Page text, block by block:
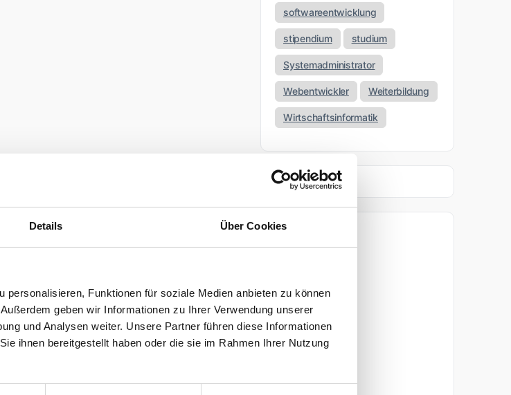
Details Über Cookies
personalisieren, Funktionen für soziale Medien anbieten zu können
geben wir Informationen zu Ihrer Verwendung unserer
und Analysen weiter. Unsere Partner führen diese Informationen
ihnen bereitgestellt haben oder die sie im Rahmen Ihrer Nutzung
softwareentwicklung
stipendium studium
Systemadministrator
Webentwickler Weiterbildung
Wirtschaftsinformatik
April 2026
März 2026
November 2025
Oktober 2025